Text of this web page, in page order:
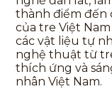
thành điểm đến
của tre Việt
các vật liệu tự
nghệ thuật từ
thích ứng và
nhân Việt Nam.